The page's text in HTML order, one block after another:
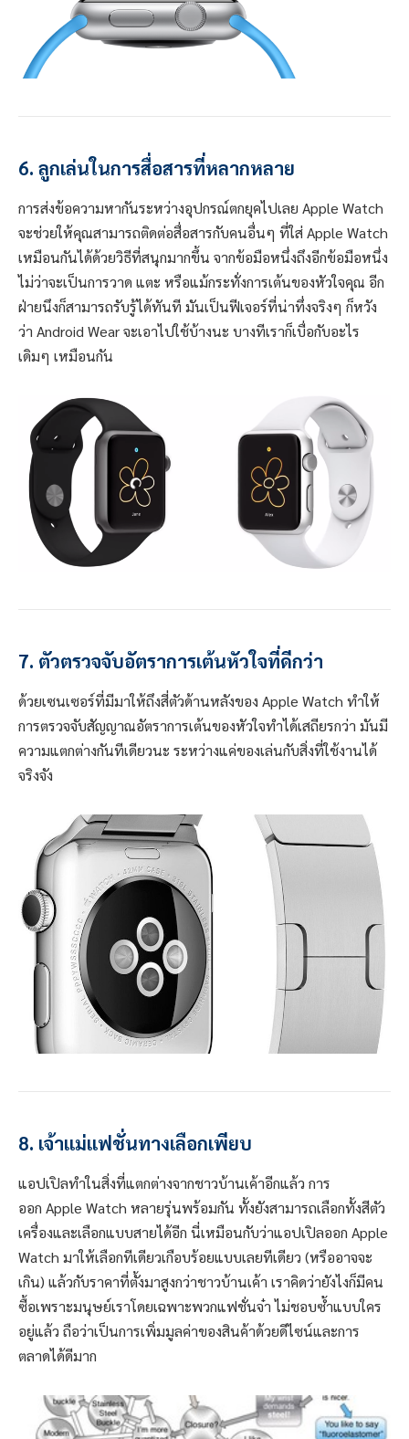
6. ลูกเล่นในการสื่อสารที่หลากหลาย
การส่งข้อความหากันระหว่างอุปกรณ์ตกยุคไปเลย Apple Watch
จะช่วยให้คุณสามารถติดต่อสื่อสารกับคนอื่นๆ ที่ใส่ Apple Watch
เหมือนกันได้ด้วยวิธีที่สนุกมากขึ้น จากข้อมือหนึ่งถึงอีกข้อมือหนึ่ง
ไม่ว่าจะเป็นการวาด แตะ หรือแม้กระทั่งการเต้นของหัวใจคุณ อีก
ฝ่ายนึงก็สามารถรับรู้ได้ทันที มันเป็นฟีเจอร์ที่น่าทึ่งจริงๆ ก็หวัง
ว่า Android Wear จะเอาไปใช้บ้างนะ บางทีเราก็เบื่อกับอะไร
เดิมๆ เหมือนกัน
7. ตัวตรวจจับอัตราการเต้นหัวใจที่ดีกว่า
ด้วยเซนเซอร์ที่มีมาให้ถึงสี่ตัวด้านหลังของ Apple Watch ทำให้
การตรวจจับสัญญาณอัตราการเต้นของหัวใจทำได้เสถียรกว่า มันมี
ความแตกต่างกันทีเดียวนะ ระหว่างแค่ของเล่นกับสิ่งที่ใช้งานได้
จริงจัง
8. เจ้าแม่แฟชั่นทางเลือกเพียบ
แอปเปิลทำในสิ่งที่แตกต่างจากชาวบ้านเค้าอีกแล้ว การ
ออก Apple Watch หลายรุ่นพร้อมกัน ทั้งยังสามารถเลือกทั้งสีตัว
เครื่องและเลือกแบบสายได้อีก นี่เหมือนกับว่าแอปเปิลออก Apple
Watch มาให้เลือกทีเดียวเกือบร้อยแบบเลยทีเดียว (หรืออาจจะ
เกิน) แล้วกับราคาที่ตั้งมาสูงกว่าชาวบ้านเค้า เราคิดว่ายังไงก็มีคน
ซื้อเพราะมนุษย์เราโดยเฉพาะพวกแฟชั่นจ๋า ไม่ชอบซ้ำแบบใคร
อยู่แล้ว ถือว่าเป็นการเพิ่มมูลค่าของสินค้าด้วยดีไซน์และการ
ตลาดได้ดีมาก